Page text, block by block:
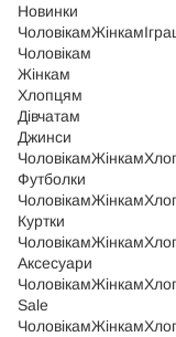
Новинки
ЧоловікамЖінкам
Чоловікам
Жінкам
Хлопцям
Дівчатам
Джинси
ЧоловікамЖінкам
Футболки
ЧоловікамЖінкам
Куртки
ЧоловікамЖінкам
Аксесуари
ЧоловікамЖінкам
Sale
ЧоловікамЖінкам